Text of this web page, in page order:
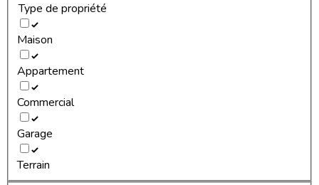
Type de propriété
Maison
Appartement
Commercial
Garage
Terrain